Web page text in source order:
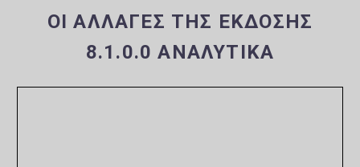
ΟΙ ΑΛΛΑΓΈΣ ΤΗΣ ΈΚΔΟΣΗΣ
8.1.0.0 ΑΝΑΛΥΤΙΚΆ